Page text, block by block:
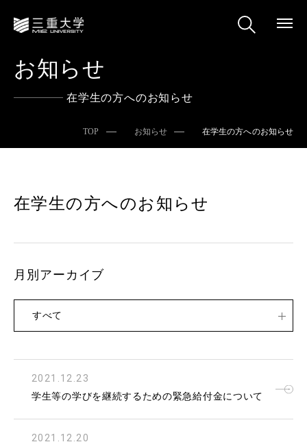
お知らせ
在学生の方へのお知らせ
TOP お知らせ 在学生の方へのお知らせ
2021.12.23
学生等の学びを継続するための緊急給付金について
2021.12.20
在学生の方へのお知らせ
月別アーカイブ
すべて